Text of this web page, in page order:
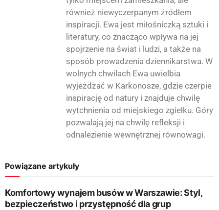
również niewyczerpanym źródłem
inspiracji. Ewa jest miłośniczką sztuki i
literatury, co znacząco wpływa na jej
spojrzenie na świat i ludzi, a także na
sposób prowadzenia dziennikarstwa. W
wolnych chwilach Ewa uwielbia
wyjeżdżać w Karkonosze, gdzie czerpie
inspirację od natury i znajduje chwilę
wytchnienia od miejskiego zgiełku. Góry
pozwalają jej na chwilę refleksji i
odnalezienie wewnętrznej równowagi.
Powiązane artykuły
Komfortowy wynajem busów w Warszawie: Styl,
bezpieczeństwo i przystępność dla grup